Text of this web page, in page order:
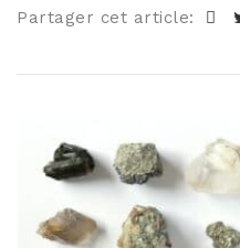
Partager cet article: